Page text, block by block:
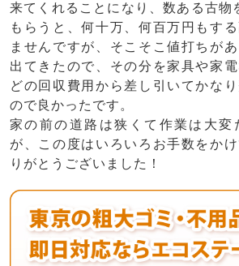
来てくれることになり、数ある古物
もらうと、何十万、何百万円もす
ませんですが、そこそこ値打ちが
出てきたので、その分を家具や家
どの回収費用から差し引いてかな
ので良かったです。
家の前の道路は狭くて作業は大変
が、この度はいろいろお手数をか
りがとうございました！